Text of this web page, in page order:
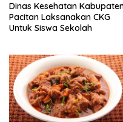
Dinas Kesehatan
Pacitan Laksanakan CKG
Untuk Siswa Sekolah